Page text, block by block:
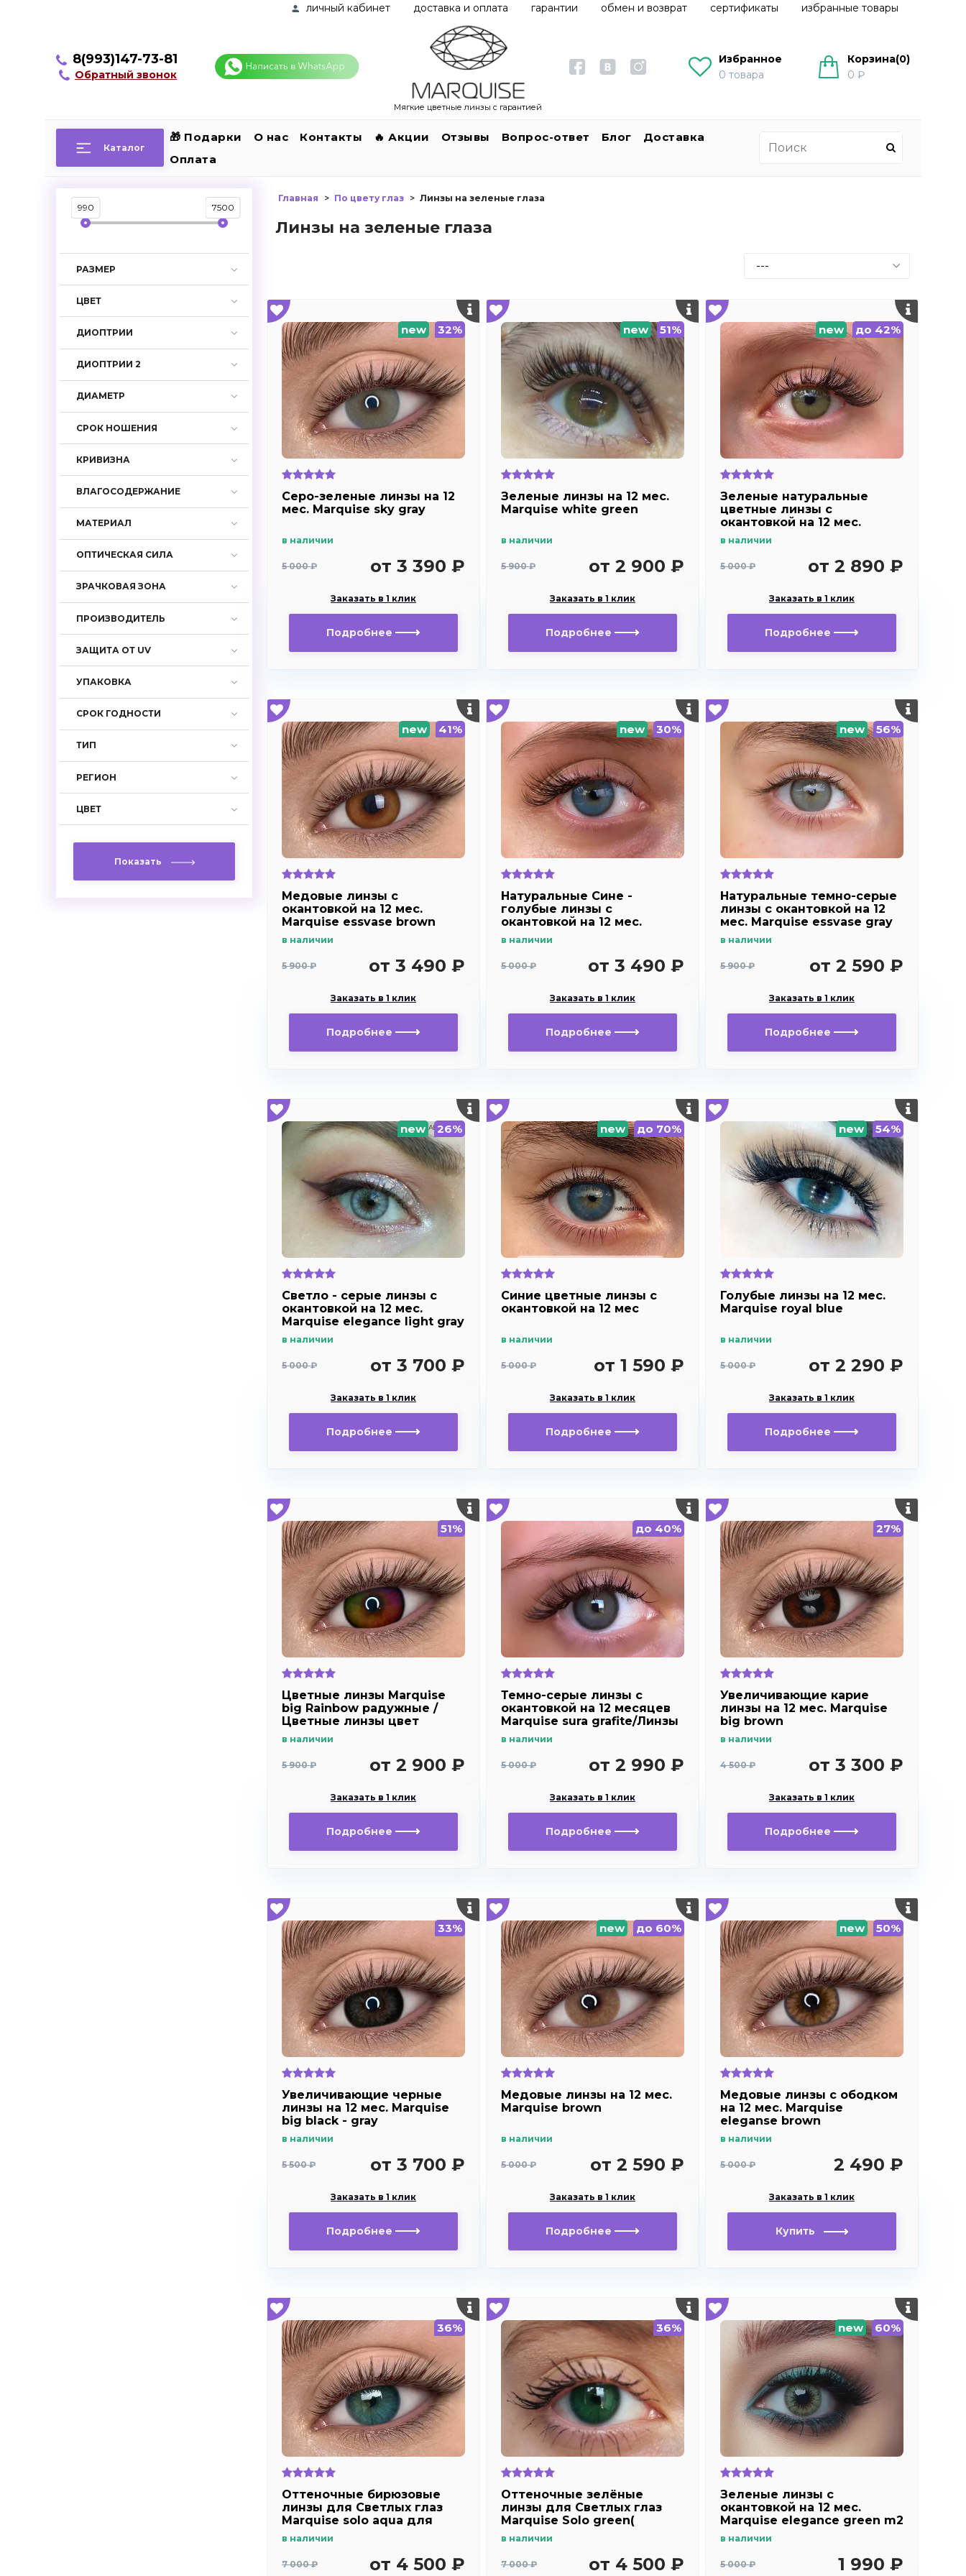
личный кабинет доставка и оплата гарантии обмен и возврат сертификаты избранные товары
8(993)147-73-81
Обратный звонок
Мягкие цветные линзы с гарантией
Избранное
0 товара
Корзина(0)
0 ₽
Каталог
🎁 Подарки О нас Контакты 🔥 Акции Отзывы Вопрос-ответ Блог
Доставка
Оплата
Главная По цвету глаз Линзы на зеленые глаза
Линзы на зеленые глаза
new 32%
Серо-зеленые линзы на 12
мес. Marquise sky gray
в наличии
5 000 ₽ от 3 390 ₽
Заказать в 1 клик
Подробнее
new 51%
Зеленые линзы на 12 мес.
Marquise white green
в наличии
5 900 ₽ от 2 900 ₽
Заказать в 1 клик
Подробнее
new до 42%
Зеленые натуральные
цветные линзы c
окантовкой на 12 мес.
в наличии
5 000 ₽ от 2 890 ₽
Заказать в 1 клик
Подробнее
new 41%
Медовые линзы c
окантовкой на 12 мес.
Marquise essvase brown
в наличии
5 900 ₽ от 3 490 ₽
Заказать в 1 клик
Подробнее
new 30%
Натуральные Сине -
голубые линзы c
окантовкой на 12 мес.
в наличии
5 000 ₽ от 3 490 ₽
Заказать в 1 клик
Подробнее
new 56%
Натуральные темно-серые
линзы c окантовкой на 12
мес. Marquise essvase gray
в наличии
5 900 ₽ от 2 590 ₽
Заказать в 1 клик
Подробнее
new 26%
Светло - cерые линзы c
окантовкой на 12 мес.
Marquise elegance light gray
в наличии
5 000 ₽ от 3 700 ₽
Заказать в 1 клик
Подробнее
new до 70%
Синие цветные линзы c
окантовкой на 12 мес
в наличии
5 000 ₽ от 1 590 ₽
Заказать в 1 клик
Подробнее
new 54%
Голубые линзы на 12 мес.
Marquise royal blue
в наличии
5 000 ₽ от 2 290 ₽
Заказать в 1 клик
Подробнее
51%
Цветные линзы Marquise
big Rainbow радужные /
Цветные линзы цвет
в наличии
5 900 ₽ от 2 900 ₽
Заказать в 1 клик
Подробнее
до 40%
Темно-серые линзы с
окантовкой на 12 месяцев
Marquise sura grafite/Линзы
в наличии
5 000 ₽ от 2 990 ₽
Заказать в 1 клик
Подробнее
27%
Увеличивающие карие
линзы на 12 мес. Marquise
big brown
в наличии
4 500 ₽ от 3 300 ₽
Заказать в 1 клик
Подробнее
33%
Увеличивающие черные
линзы на 12 мес. Marquise
big black - gray
в наличии
5 500 ₽ от 3 700 ₽
Заказать в 1 клик
Подробнее
new до 60%
Медовые линзы на 12 мес.
Marquise brown
в наличии
5 000 ₽ от 2 590 ₽
Заказать в 1 клик
Подробнее
new 50%
Медовые линзы с ободком
на 12 мес. Marquise
eleganse brown
в наличии
5 000 ₽ 2 490 ₽
Заказать в 1 клик
36%
Оттеночные бирюзовые
линзы для Светлых глаз
Marquise solo aqua для
близорукости
в наличии
7 000 ₽ от 4 500 ₽
36%
Оттеночные зелёные
линзы для Светлых глаз
Marquise Solo green(
диоптрии
в наличии
7 000 ₽ от 4 500 ₽
new 60%
Зеленые линзы c
окантовкой на 12 мес.
Marquise elegance green m2
в наличии
5 000 ₽ 1 990 ₽
990 7500
РАЗМЕР
ЦВЕТ
ДИОПТРИИ
ДИОПТРИИ 2
ДИАМЕТР
СРОК НОШЕНИЯ
КРИВИЗНА
ВЛАГОСОДЕРЖАНИЕ
МАТЕРИАЛ
ОПТИЧЕСКАЯ СИЛА
ЗРАЧКОВАЯ ЗОНА
ПРОИЗВОДИТЕЛЬ
ЗАЩИТА ОТ UV
УПАКОВКА
СРОК ГОДНОСТИ
ТИП
РЕГИОН
ЦВЕТ
Показать